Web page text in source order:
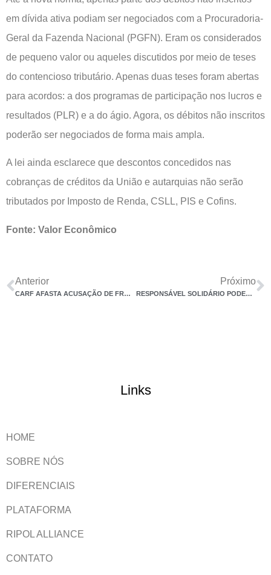
em dívida ativa podiam ser negociados com a Procuradoria-
Geral da Fazenda Nacional (PGFN). Eram os considerados
de pequeno valor ou aqueles discutidos por meio de teses
do contencioso tributário. Apenas duas teses foram abertas
para acordos: a dos programas de participação nos lucros e
resultados (PLR) e a do ágio. Agora, os débitos não inscritos
poderão ser negociados de forma mais ampla.
A lei ainda esclarece que descontos concedidos nas
cobranças de créditos da União e autarquias não serão
tributados por Imposto de Renda, CSLL, PIS e Cofins.
Fonte: Valor Econômico
Anterior
CARF AFASTA ACUSAÇÃO DE FRAUDE PELA RECEITA E DERRUBA COBRANÇA DE IR
Próximo
RESPONSÁVEL SOLIDÁRIO PODERÁ SUBSTITUIR SEUS BENS ARROLADOS PELOS DA EMPRESA
Links
HOME
SOBRE NÓS
DIFERENCIAIS
PLATAFORMA
RIPOL ALLIANCE
CONTATO